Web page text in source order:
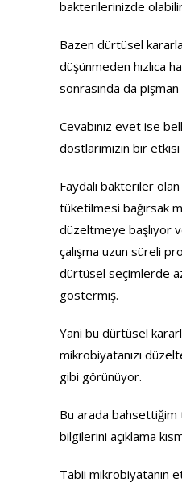
bakterilerinizde
Bazen dürtüsel
düşünmeden hızlıca
sonrasında da
Cevabınız evet ise
dostlarımızın bir etkisi
Faydalı bakteriler
tüketilmesi bağırsak
düzeltmeye başlıyor
çalışma uzun süreli
dürtüsel seçimlerde
göstermiş.
Yani bu dürtüsel
mikrobiyatanızı
gibi görünüyor.
Bu arada bahsettiğim
bilgilerini açıklama
Tabii mikrobiyatanın